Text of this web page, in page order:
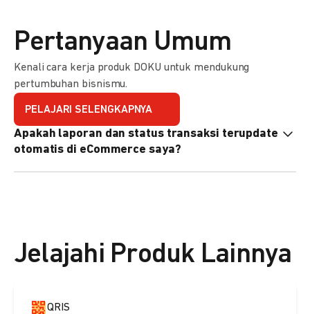
Pertanyaan Umum
Kenali cara kerja produk DOKU untuk mendukung
pertumbuhan bisnismu.
PELAJARI SELENGKAPNYA
Apakah laporan dan status transaksi terupdate
otomatis di eCommerce saya?
Jelajahi Produk Lainnya
QRIS